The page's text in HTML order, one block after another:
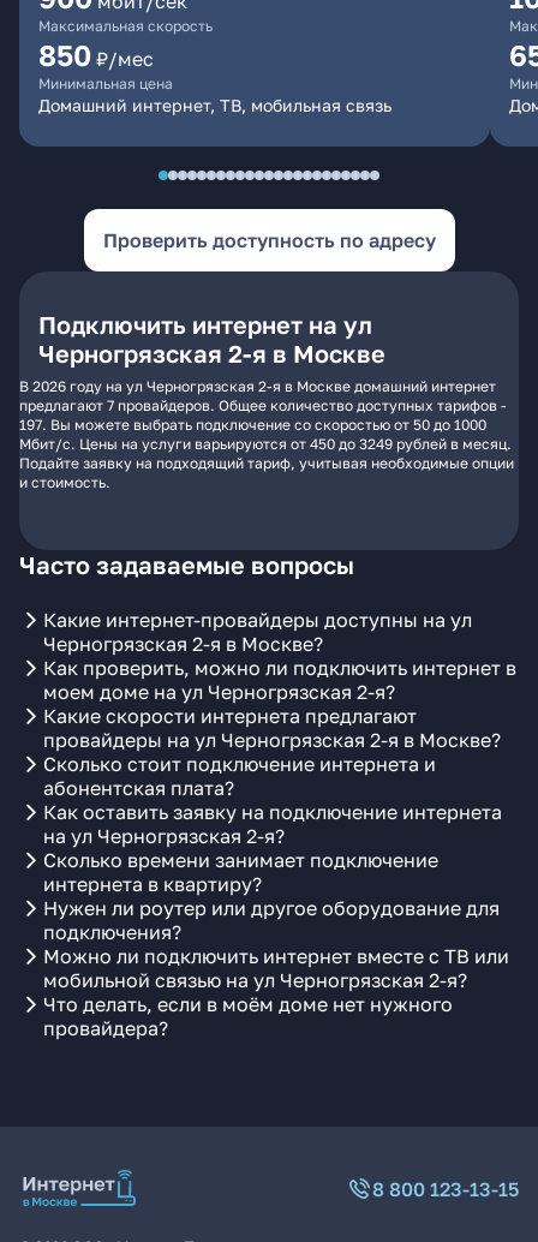
Максимальная скорость
850 ₽/мес
Минимальная цена
Домашний интернет, ТВ, мобильная связь
Проверить доступность по адресу
Подключить интернет на ул
Черногрязская 2-я в Москве
В 2026 году на ул Черногрязская 2-я в Москве домашний интернет
предлагают 7 провайдеров. Общее количество доступных тарифов -
197. Вы можете выбрать подключение со скоростью от 50 до 1000
Мбит/с. Цены на услуги варьируются от 450 до 3249 рублей в месяц.
Подайте заявку на подходящий тариф, учитывая необходимые опции
и стоимость.
Часто задаваемые вопросы
Какие интернет-провайдеры доступны на ул
Черногрязская 2-я в Москве?
Как проверить, можно ли подключить интернет в
моем доме на ул Черногрязская 2-я?
Какие скорости интернета предлагают
провайдеры на ул Черногрязская 2-я в Москве?
Сколько стоит подключение интернета и
абонентская плата?
Как оставить заявку на подключение интернета
на ул Черногрязская 2-я?
Сколько времени занимает подключение
интернета в квартиру?
Нужен ли роутер или другое оборудование для
подключения?
Можно ли подключить интернет вместе с ТВ или
мобильной связью на ул Черногрязская 2-я?
Что делать, если в моём доме нет нужного
провайдера?
8 800 123-13-15